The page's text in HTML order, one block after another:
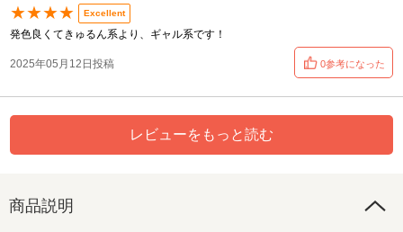
★★★★ Excellent
発色良くてきゅるん系より、ギャル系です！
2025年05月12日投稿 0参考になった
レビューをもっと読む
商品説明